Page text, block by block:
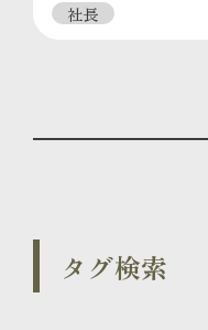
社長
タグ検索